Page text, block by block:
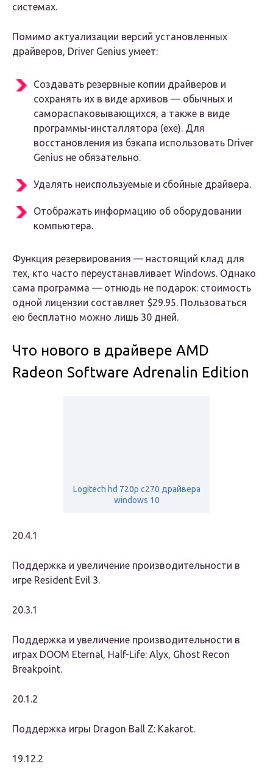
системах.
Помимо актуализации версий установленных
драйверов, Driver Genius умеет:
Создавать резервные копии драйверов и
сохранять их в виде архивов — обычных и
самораспаковывающихся, а также в виде
программы-инсталлятора (exe). Для
восстановления из бэкапа использовать Driver
Genius не обязательно.
Удалять неиспользуемые и сбойные драйвера.
Отображать информацию об оборудовании
компьютера.
Функция резервирования — настоящий клад для
тех, кто часто переустанавливает Windows. Однако
сама программа — отнюдь не подарок: стоимость
одной лицензии составляет $29.95. Пользоваться
ею бесплатно можно лишь 30 дней.
Что нового в драйвере AMD
Radeon Software Adrenalin Edition
Logitech hd 720p c270 драйвера
windows 10
20.4.1
Поддержка и увеличение производительности в
игре Resident Evil 3.
20.3.1
Поддержка и увеличение производительности в
играх DOOM Eternal, Half-Life: Alyx, Ghost Recon
Breakpoint.
20.1.2
Поддержка игры Dragon Ball Z: Kakarot.
19.12.2